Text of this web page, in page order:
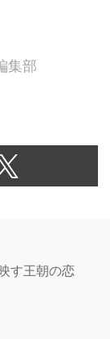
１の歴史的ヒ
の”R指定テ
かす？！
集部
す王朝の恋